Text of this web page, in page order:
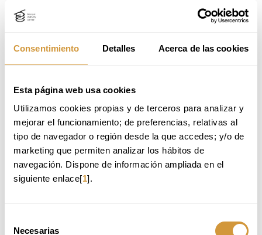
Consentimiento Detalles Acerca de las cookies
Esta página web usa cookies
Utilizamos cookies propias y de terceros para analizar y
mejorar el funcionamiento; de preferencias, relativas al
tipo de navegador o región desde la que accedes; y/o de
marketing que permiten analizar los hábitos de
navegación. Dispone de información ampliada en el
siguiente enlace[1].
Necesarias
realizables en cualquier cocina profesional.
Formarseen recursos básicos de comunicación escrita y oral de forma
científica tras un proceso de investigación.
Tras realizar el curso podrás desempeñarte en:
Áreas generales de aplicación:
I+D Gastronómicos (restaurantes, obradores, universidades, cocinas
centrales, centros tecnológicos, etc) que busquen innovar en la creación de
productos
Elevalas competencias de tu perfil para convertirte en Chef Investigador/a